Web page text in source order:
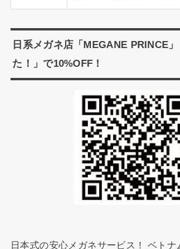
日系メガネ店「MEGANE PRINCE
た！」で10%OFF！
日本式の安心メガネサービス！ ベト